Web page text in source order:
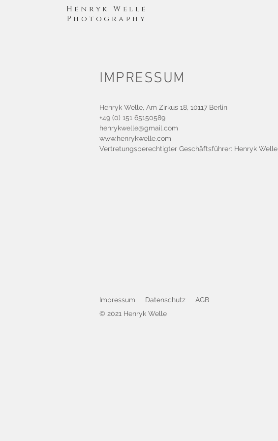
Henryk Welle
Photography
IMPRESSUM
Henryk Welle, Am Zirkus 18, 10117 Berlin
+49 (0) 151 65150589
henrykwelle@gmail.com
www.henrykwelle.com
Vertretungsberechtigter Geschäftsführer: Henryk Welle
Impressum Datenschutz
AGB
© 2021 Henryk Welle